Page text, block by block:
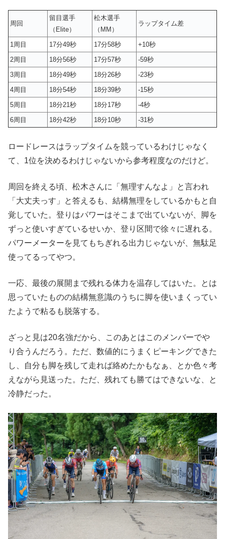
周回
留目選手
（Elite）
松木選手
（MM）
ラップタイム差
1周目 17分49秒 17分58秒
+10秒
2周目
18分56秒 17分57秒
-59秒
3周目
18分49秒 18分26秒
-23秒
4周目
18分54秒 18分39秒
-15秒
5周目
18分21秒 18分17秒
-4秒
6周目
18分42秒 18分10秒 -31秒
ロードレースはラップタイムを競っているわけじゃなく
て、1位を決めるわけじゃないから参考程度なのだけど。
周回を終える頃、松木さんに「無理すんなよ」と言われ
「大丈夫っす」と答えるも、結構無理をしているかもと自
覚していた。登りはパワーはそこまで出ていないが、脚を
ずっと使いすぎているせいか、登り区間で徐々に遅れる。
パワーメーターを見てもちぎれる出力じゃないが、無駄足
使ってるってやつ。
一応、最後の展開まで残れる体力を温存してはいた。とは
思っていたものの結構無意識のうちに脚を使いまくってい
たようで粘るも脱落する。
ざっと見は20名強だから、このあとはこのメンバーでや
り合うんだろう。ただ、数値的にうまくピーキングできた
し、自分も脚を残して走れば絡めたかもなぁ、とか色々考
えながら見送った。ただ、残れても勝てはできないな、と
冷静だった。